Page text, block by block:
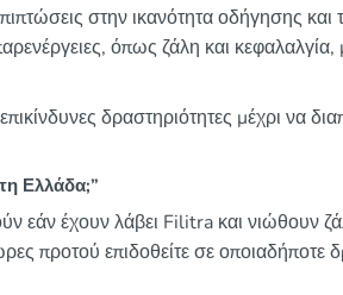
στην ικανότητα οδήγησης
όπως ζάλη και
δραστηριότητες μέχρι να
Ελλάδα;”
εάν έχουν λάβει Filitra και νιώθουν
προτού επιδοθείτε σε οποιαδήποτε